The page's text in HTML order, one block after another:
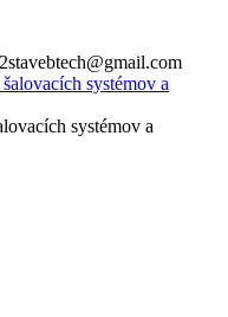
stavebtech@gmail.com
systémov a